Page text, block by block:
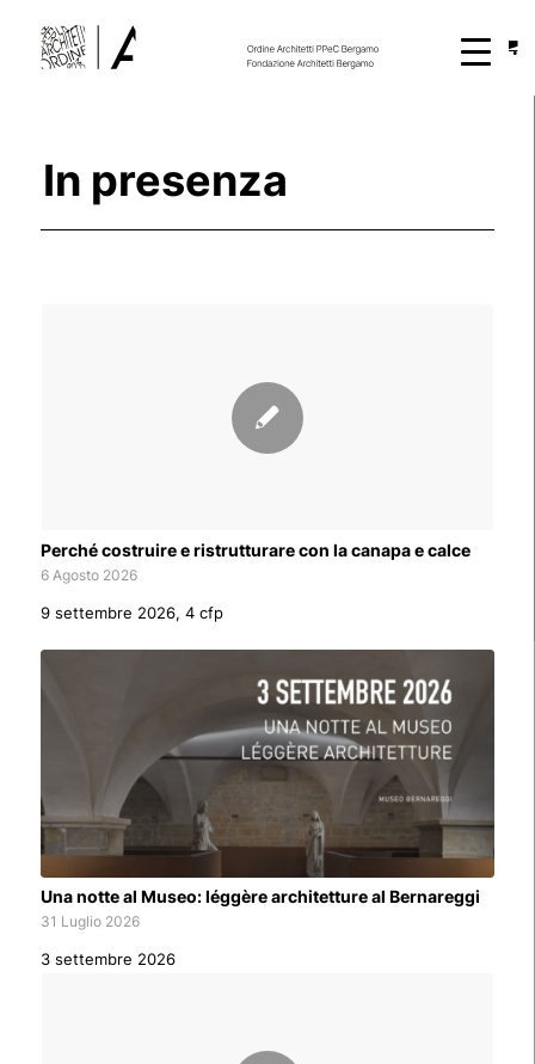
In presenza
Perché costruire e ristrutturare con la canapa e calce
6 Agosto 2026
9 settembre 2026, 4 cfp
Una notte al Museo: léggère architetture al Bernareggi
31 Luglio 2026
3 settembre 2026